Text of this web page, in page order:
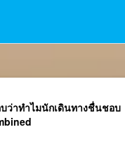
ว่าทำไมนักเดินทางชื่นชอบ